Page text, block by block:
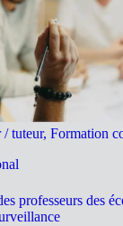
/ tuteur, Formation
professeurs des